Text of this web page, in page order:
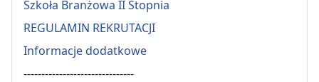
Szkoła Branżowa II Stopnia
REGULAMIN REKRUTACJI
Informacje dodatkowe
-------------------------------